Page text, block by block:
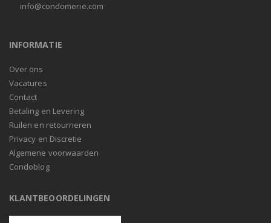
info@condomerie.com
INFORMATIE
Over ons
Vacatures
Contact
Betaling en Levering
Ruilen en retourneren
Privacy en Discretie
Algemene voorwaarden
Condoblog
KLANTBEOORDELINGEN